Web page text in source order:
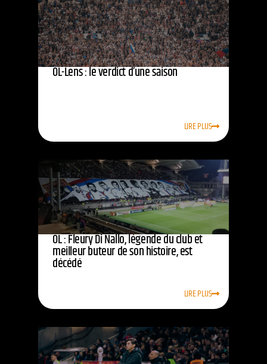
OL-Lens : le verdict d’une saison
LIRE PLUS
OL : Fleury Di Nallo, légende du club et
meilleur buteur de son histoire, est
décédé
LIRE PLUS